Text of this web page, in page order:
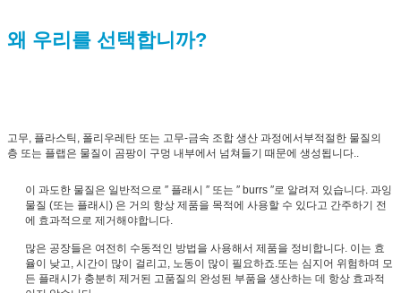
왜 우리를 선택합니까?
고무, 플라스틱, 폴리우레탄 또는 고무-금속 조합 생산 과정에서부적절한 물질의
층 또는 플랩은 물질이 곰팡이 구멍 내부에서 넘쳐들기 때문에 생성됩니다..
이 과도한 물질은 일반적으로 ′′ 플래시 ′′ 또는 ′′ burrs ′′로 알려져 있습니다. 과잉
물질 (또는 플래시) 은 거의 항상 제품을 목적에 사용할 수 있다고 간주하기 전
에 효과적으로 제거해야합니다.
많은 공장들은 여전히 수동적인 방법을 사용해서 제품을 정비합니다. 이는 효
율이 낮고, 시간이 많이 걸리고, 노동이 많이 필요하죠.또는 심지어 위험하며 모
든 플래시가 충분히 제거된 고품질의 완성된 부품을 생산하는 데 항상 효과적